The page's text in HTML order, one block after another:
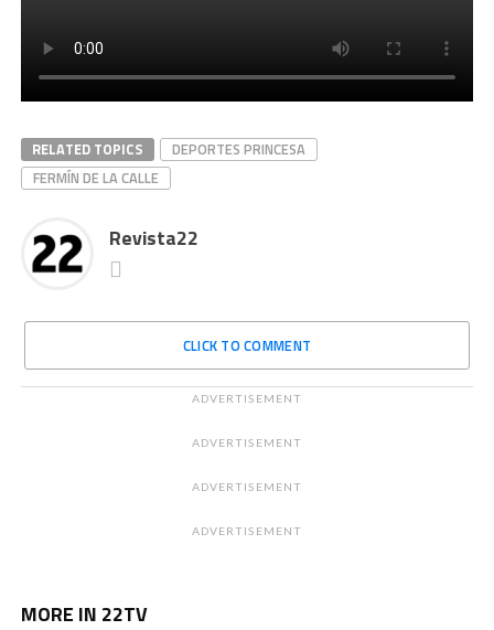
RELATED TOPICS
DEPORTES PRINCESA
FERMÍN DE LA CALLE
Revista22
CLICK TO COMMENT
ADVERTISEMENT
ADVERTISEMENT
ADVERTISEMENT
ADVERTISEMENT
MORE IN 22TV